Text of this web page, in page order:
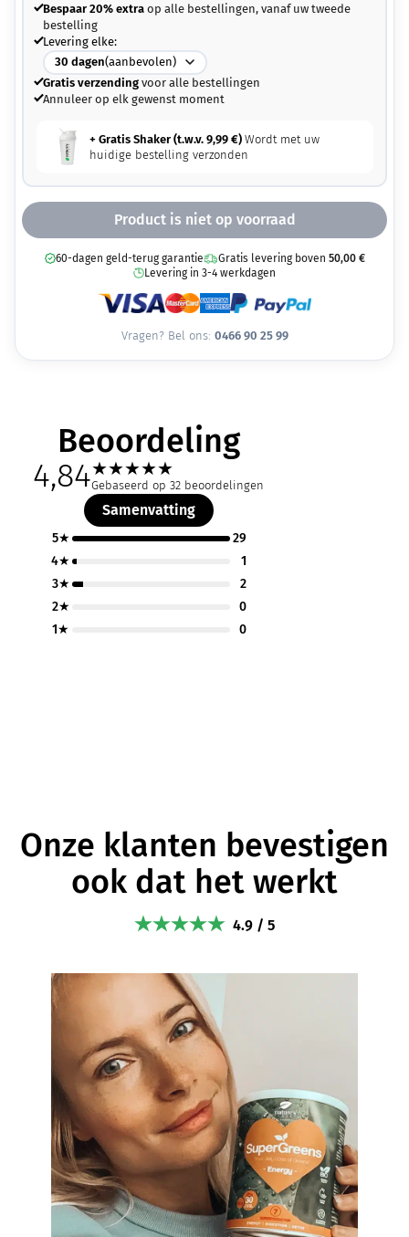
Bespaar 20% extraop alle bestellingen, vanaf uw tweede
bestelling
Levering elke:
30 dagen(aanbevolen)
Gratis verzendingvoor alle bestellingen
Annuleer op elk gewenst moment
+ Gratis Shaker (t.w.v. 9,99 €) Wordt met uw
huidige bestelling verzonden
Product is niet op voorraad
60-dagen geld-terug garantie Gratis levering boven 50,00 €
Levering in 3-4 werkdagen
Vragen? Bel ons: 0466 90 25 99
Beoordeling
4,84★★★★★
Gebaseerd op 32 beoordelingen
Samenvatting
5★
29
4★
1
3★
2
2★
0
1★
0
Onze klanten bevestigen
ook dat het werkt
4.9 / 5